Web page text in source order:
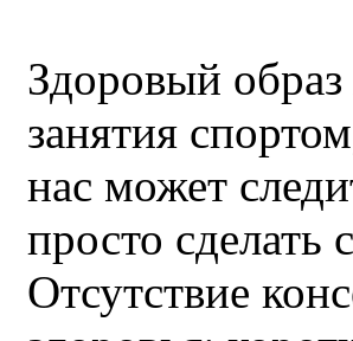
Здоровый
занятия
нас может
просто
Отсутствие